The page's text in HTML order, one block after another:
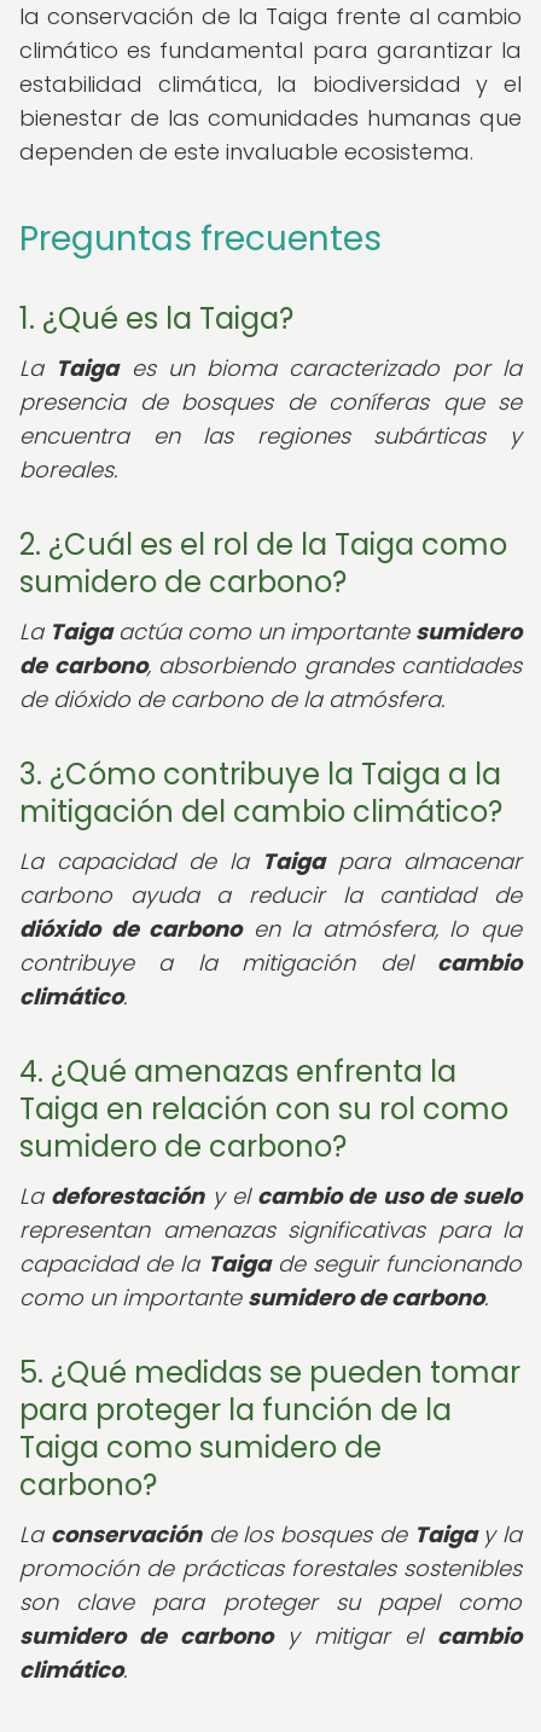
la conservación de la Taiga frente al cambio
climático es fundamental para garantizar la
estabilidad climática, la biodiversidad y el
bienestar de las comunidades humanas que
dependen de este invaluable ecosistema.
Preguntas frecuentes
1. ¿Qué es la Taiga?
La Taigaes un bioma caracterizado por la
presencia de bosques de coníferas que se
encuentra en las regiones subárticas y
boreales.
2. ¿Cuál es el rol de la Taiga como
sumidero de carbono?
La Taigaactúa como un importante sumidero
de carbono, absorbiendo grandes cantidades
de dióxido de carbono de la atmósfera.
3. ¿Cómo contribuye la Taiga a la
mitigación del cambio climático?
La capacidad de la Taigapara almacenar
carbono ayuda a reducir la cantidad de
dióxido de carbonoen la atmósfera, lo que
contribuye a la mitigación del cambio
climático.
4. ¿Qué amenazas enfrenta la
Taiga en relación con su rol como
sumidero de carbono?
La deforestacióny el cambio de uso de suelo
representan amenazas significativas para la
capacidad de la Taigade seguir funcionando
como un importante sumidero de carbono.
5. ¿Qué medidas se pueden tomar
para proteger la función de la
Taiga como sumidero de
carbono?
La conservaciónde los bosques de Taigay la
promoción de prácticas forestales sostenibles
son clave para proteger su papel como
sumidero de carbonoy mitigar el cambio
climático.